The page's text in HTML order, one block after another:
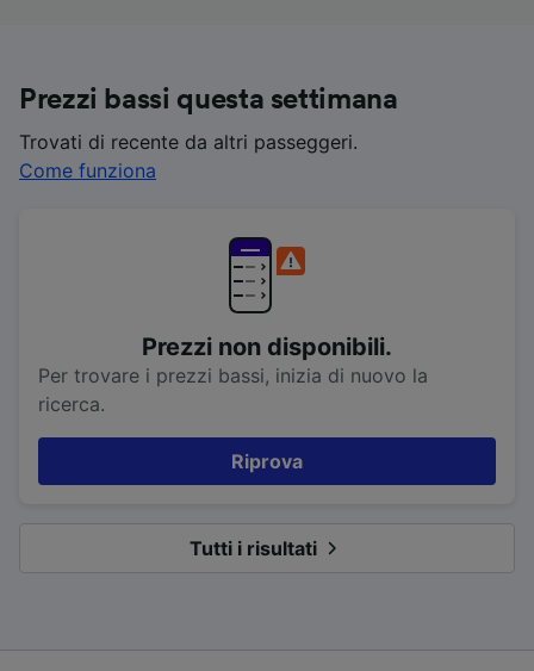
Prezzi bassi questa settimana
Trovati di recente da altri passeggeri.
Come funziona
Prezzi non disponibili.
Per trovare i prezzi bassi, inizia di nuovo la
ricerca.
Riprova
Tutti i risultati